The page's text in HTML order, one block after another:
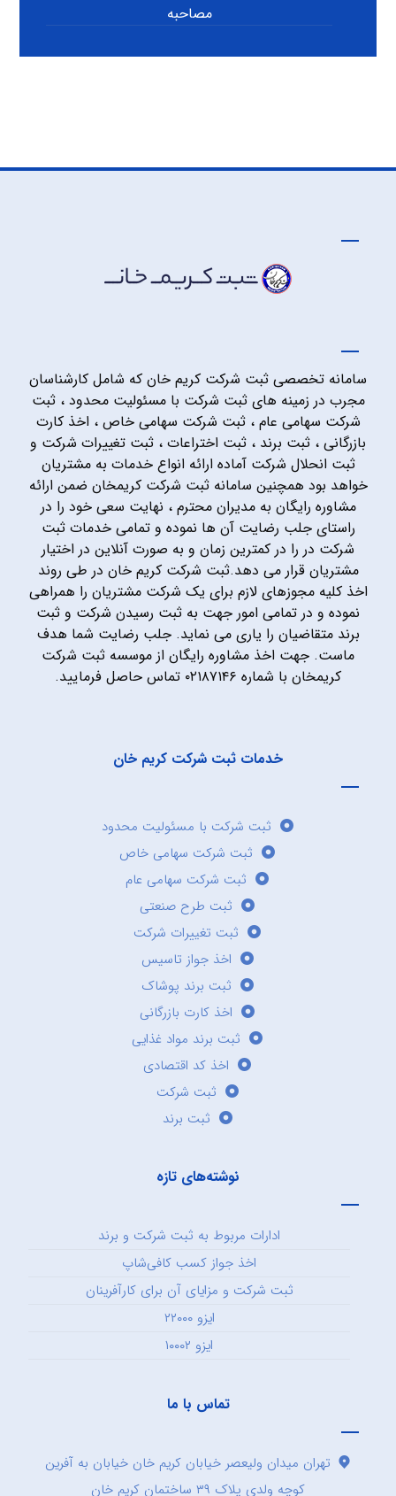
مصاحبه
سامانه تخصصی ثبت شرکت کریم خان که شامل کارشناسان
مجرب در زمینه های ثبت شرکت با مسئولیت محدود ، ثبت
شرکت سهامی عام ، ثبت شرکت سهامی خاص ، اخذ کارت
بازرگانی ، ثبت برند ، ثبت اختراعات ، ثبت تغییرات شرکت و
ثبت انحلال شرکت آماده ارائه انواع خدمات به مشتریان
خواهد بود همچنین سامانه ثبت شرکت کریمخان ضمن ارائه
مشاوره رایگان به مدیران محترم ، نهایت سعی خود را در
راستای جلب رضایت آن ها نموده و تمامی خدمات ثبت
شرکت در را در کمترین زمان و به صورت آنلاین در اختیار
مشتریان قرار می دهد.ثبت شرکت کریم خان در طی روند
اخذ کلیه مجوزهای لازم برای یک شرکت مشتریان را همراهی
نموده و در تمامی امور جهت به ثبت رسیدن شرکت و ثبت
برند متقاضیان را یاری می نماید. جلب رضایت شما هدف
ماست. جهت اخذ مشاوره رایگان از موسسه ثبت شرکت
کریمخان با شماره ۰۲۱۸۷۱۴۶ تماس حاصل فرمایید.
خدمات ثبت شرکت کریم خان
ثبت شرکت با مسئولیت محدود
ثبت شرکت سهامی خاص
ثبت شرکت سهامی عام
ثبت طرح صنعتی
ثبت تغییرات شرکت
اخذ جواز تاسیس
ثبت برند پوشاک
اخذ کارت بازرگانی
ثبت برند مواد غذایی
اخذ کد اقتصادی
ثبت شرکت
ثبت برند
نوشته‌های تازه
ادارات مربوط به ثبت شرکت و برند
اخذ جواز کسب کافی‌شاپ
ثبت شرکت و مزایای آن برای کارآفرینان
ایزو ۲۲۰۰۰
ایزو ۱۰۰۰۲
تماس با ما
تهران میدان ولیعصر خیابان کریم خان خیابان به آفرین
کوچه ولدی پلاک ۳۹ ساختمان کریم خان